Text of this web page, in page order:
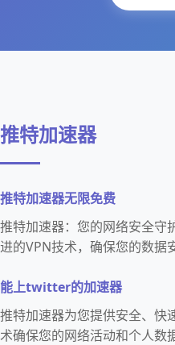
推特加速器
推特加速器无限免费
推特加速器：您的网络安全守
进的VPN技术，确保您的数据
能上twitter的加速器
推特加速器为您提供安全、快
术确保您的网络活动和个人数